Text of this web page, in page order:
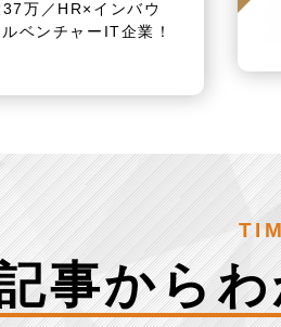
万／HR×インバウ
ベンチャーIT企業！
事から